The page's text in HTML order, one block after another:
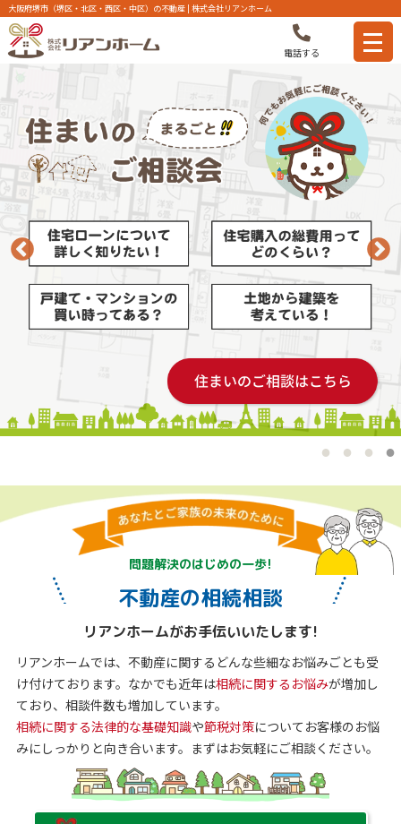
大阪府堺市（堺区・北区・西区・中区）の不動産 | 株式会社リアンホーム
電話する
問題解決のはじめの一歩!
不動産の相続相談
リアンホームがお手伝いいたします!
リアンホームでは、不動産に関するどんな些細なお悩みごとも受
け付けております。なかでも近年は相続に関するお悩みが増加し
ており、相談件数も増加しています。
相続に関する法律的な基礎知識や節税対策についてお客様のお悩
みにしっかりと向き合います。まずはお気軽にご相談ください。